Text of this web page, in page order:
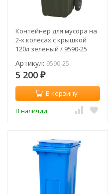
Контейнер для мусора на
2-х колёсах с крышкой
120л зеленый / 9590-25
Артикул: 9590-25
5 200 ₽
В корзину
В наличии